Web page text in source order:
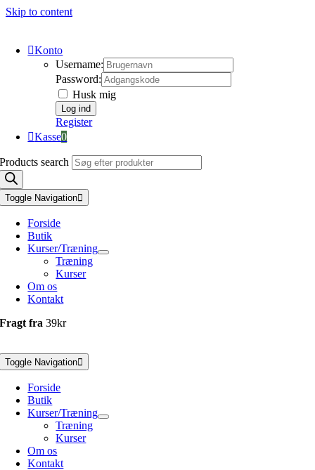
Skip to content
Konto
Username:
Password:
Husk mig
Register
Kasse0
Products search
Toggle Navigation
Forside
Butik
Kurser/Træning
Træning
Kurser
Om os
Kontakt
Fragt fra39kr
Toggle Navigation
Forside
Butik
Kurser/Træning
Træning
Kurser
Om os
Kontakt